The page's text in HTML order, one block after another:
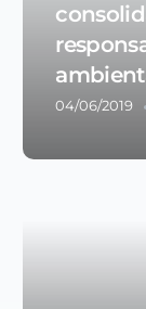
04/06/2019